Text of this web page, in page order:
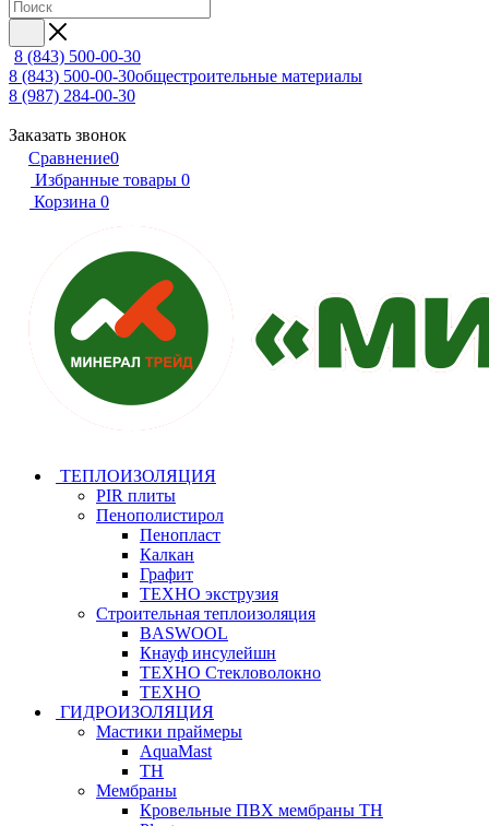
8 (843) 500-00-30
8 (843) 500-00-30общестроительные материалы
8 (987) 284-00-30
Заказать звонок
Сравнение0
Избранные товары 0
Корзина 0
ТЕПЛОИЗОЛЯЦИЯ
PIR плиты
Пенополистирол
Пенопласт
Калкан
Графит
ТЕХНО экструзия
Строительная теплоизоляция
BASWOOL
Кнауф инсулейшн
ТЕХНО Стекловолокно
ТЕХНО
ГИДРОИЗОЛЯЦИЯ
Мастики праймеры
AquaMast
ТН
Мембраны
Кровельные ПВХ мембраны ТН